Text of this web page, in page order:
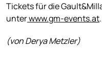
Tickets für die
unterwww.gm-events.at.
(von Derya Metzler)